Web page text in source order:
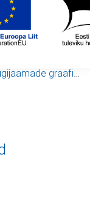
graafikud